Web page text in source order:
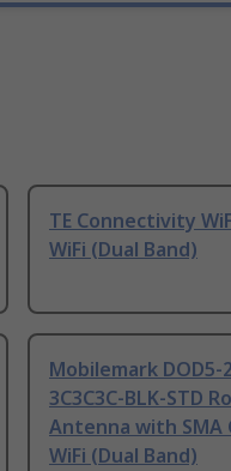
TE Connectivity
WiFi (Dual Band)
Mobilemark DOD5-
3C3C3C-BLK-STD
Antenna with SMA
WiFi (Dual Band)